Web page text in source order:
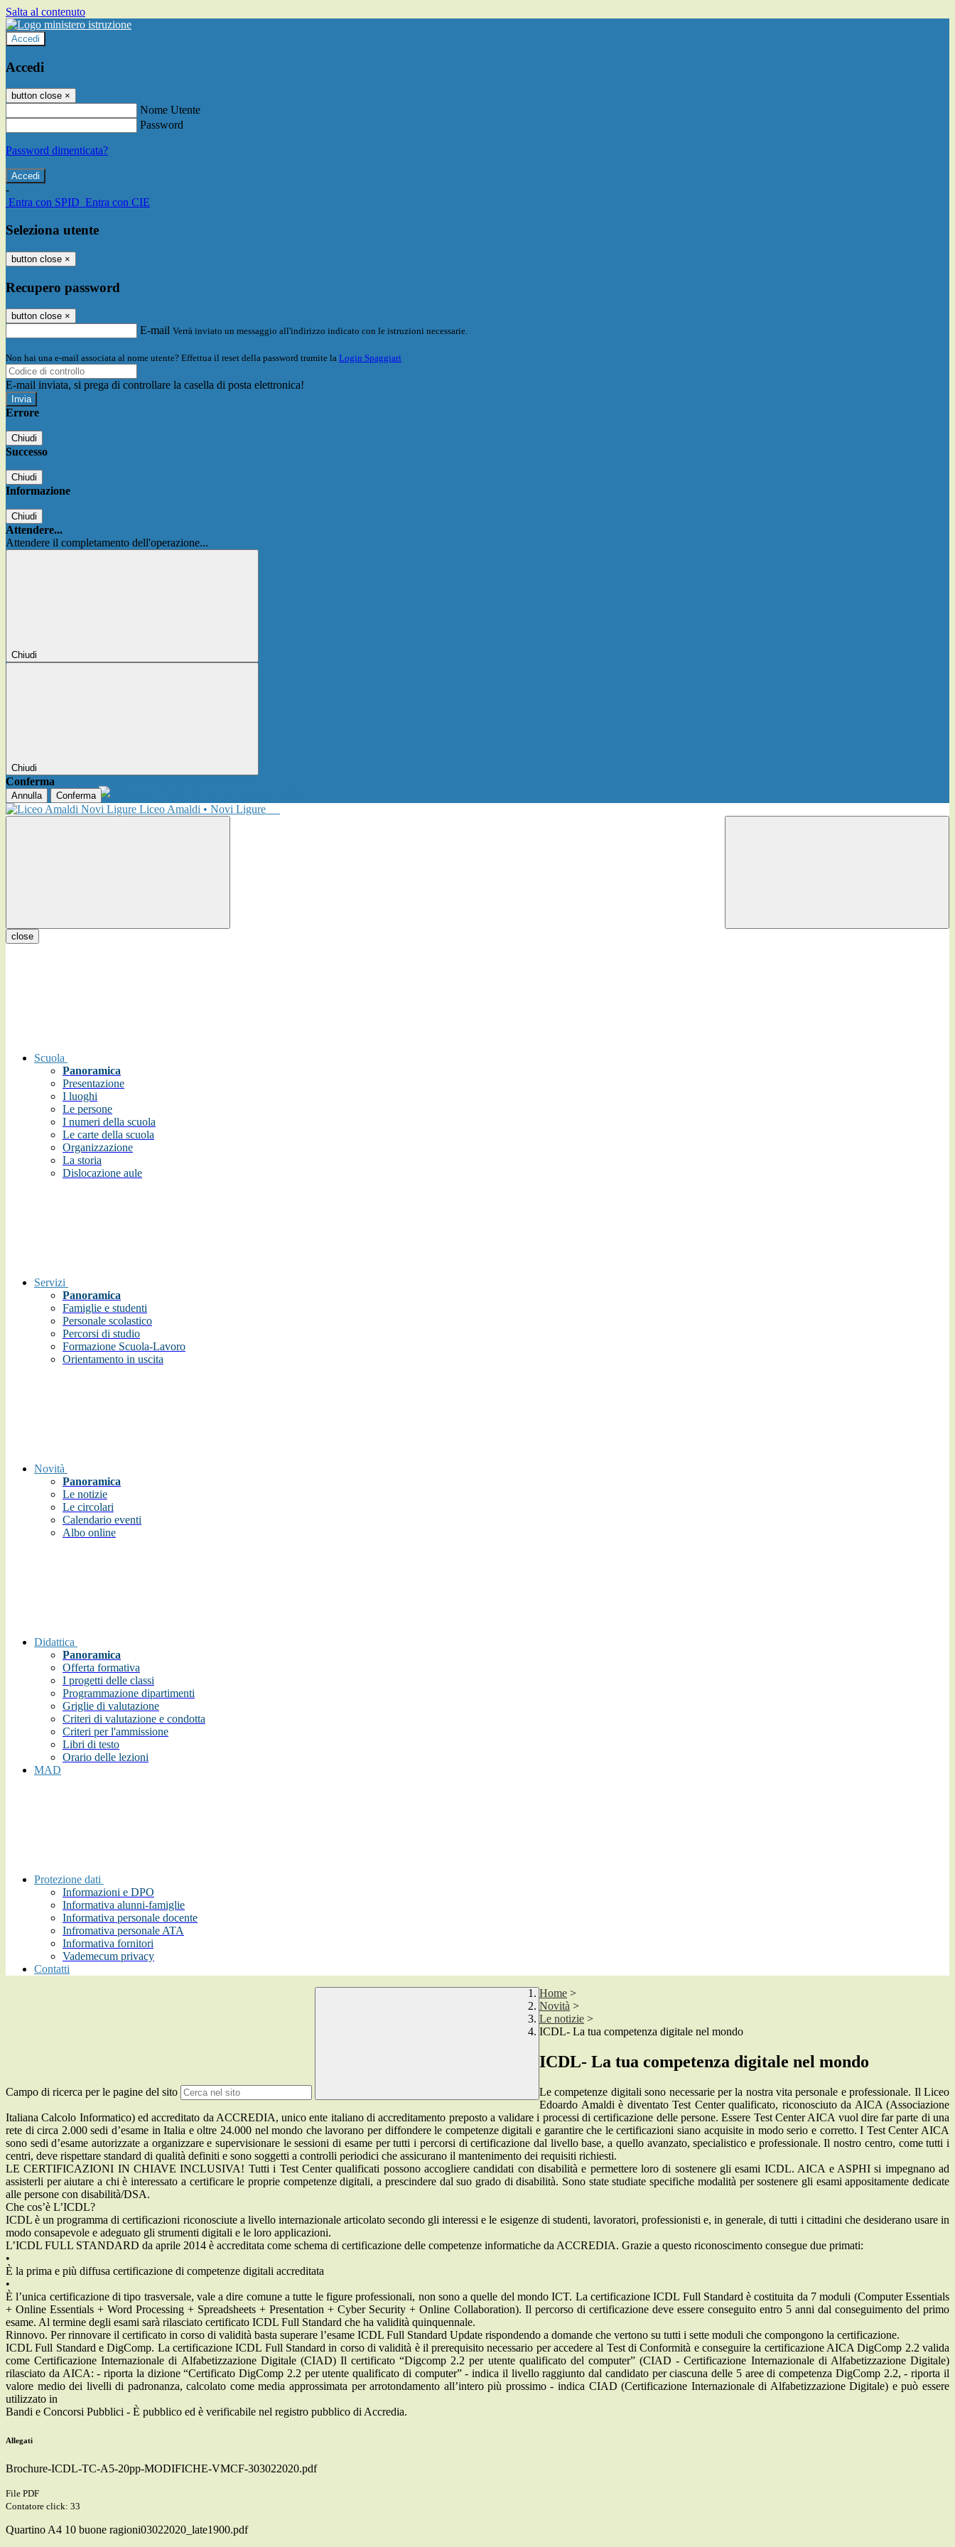
Salta al contenuto
Accedi
Accedi
button close ×
Nome Utente
Password
Password dimenticata?
-
Entra con SPID Entra con CIE
Seleziona utente
button close ×
Recupero password
button close ×
E-mail Verrà inviato un messaggio all'indirizzo indicato con le istruzioni necessarie.
Non hai una e-mail associata al nome utente? Effettua il reset della password tramite la Login Spaggiari
E-mail inviata, si prega di controllare la casella di posta elettronica!
Errore
Chiudi
Successo
Chiudi
Informazione
Chiudi
Attendere...
Attendere il completamento dell'operazione...
Chiudi
Chiudi
Conferma
Annulla Conferma
Liceo Amaldi • Novi Ligure
close
Scuola
Panoramica
Presentazione
I luoghi
Le persone
I numeri della scuola
Le carte della scuola
Organizzazione
La storia
Dislocazione aule
Servizi
Panoramica
Famiglie e studenti
Personale scolastico
Percorsi di studio
Formazione Scuola-Lavoro
Orientamento in uscita
Novità
Panoramica
Le notizie
Le circolari
Calendario eventi
Albo online
Didattica
Panoramica
Offerta formativa
I progetti delle classi
Programmazione dipartimenti
Griglie di valutazione
Criteri di valutazione e condotta
Criteri per l'ammissione
Libri di testo
Orario delle lezioni
MAD
Protezione dati
Informazioni e DPO
Informativa alunni-famiglie
Informativa personale docente
Infromativa personale ATA
Informativa fornitori
Vademecum privacy
Contatti
Campo di ricerca per le pagine del sito
Home >
Novità >
Le notizie >
ICDL- La tua competenza digitale nel mondo
ICDL- La tua competenza digitale nel mondo
Le competenze digitali sono necessarie per la nostra vita personale e professionale. Il Liceo
Edoardo Amaldi è diventato Test Center qualificato, riconosciuto da AICA (Associazione
Italiana Calcolo Informatico) ed accreditato da ACCREDIA, unico ente italiano di accreditamento preposto a validare i processi di certificazione delle persone. Essere Test Center AICA vuol dire far parte di una
rete di circa 2.000 sedi d’esame in Italia e oltre 24.000 nel mondo che lavorano per diffondere le competenze digitali e garantire che le certificazioni siano acquisite in modo serio e corretto. I Test Center AICA
sono sedi d’esame autorizzate a organizzare e supervisionare le sessioni di esame per tutti i percorsi di certificazione dal livello base, a quello avanzato, specialistico e professionale. Il nostro centro, come tutti i
centri, deve rispettare standard di qualità definiti e sono soggetti a controlli periodici che assicurano il mantenimento dei requisiti richiesti.
LE CERTIFICAZIONI IN CHIAVE INCLUSIVA! Tutti i Test Center qualificati possono accogliere candidati con disabilità e permettere loro di sostenere gli esami ICDL. AICA e ASPHI si impegnano ad
assisterli per aiutare a chi è interessato a certificare le proprie competenze digitali, a prescindere dal suo grado di disabilità. Sono state studiate specifiche modalità per sostenere gli esami appositamente dedicate
alle persone con disabilità/DSA.
Che cos’è L’ICDL?
ICDL è un programma di certificazioni riconosciute a livello internazionale articolato secondo gli interessi e le esigenze di studenti, lavoratori, professionisti e, in generale, di tutti i cittadini che desiderano usare in
modo consapevole e adeguato gli strumenti digitali e le loro applicazioni.
L’ICDL FULL STANDARD da aprile 2014 è accreditata come schema di certificazione delle competenze informatiche da ACCREDIA. Grazie a questo riconoscimento consegue due primati:
•
È la prima e più diffusa certificazione di competenze digitali accreditata
•
È l’unica certificazione di tipo trasversale, vale a dire comune a tutte le figure professionali, non sono a quelle del mondo ICT. La certificazione ICDL Full Standard è costituita da 7 moduli (Computer Essentials
+ Online Essentials + Word Processing + Spreadsheets + Presentation + Cyber Security + Online Collaboration). Il percorso di certificazione deve essere conseguito entro 5 anni dal conseguimento del primo
esame. Al termine degli esami sarà rilasciato certificato ICDL Full Standard che ha validità quinquennale.
Rinnovo. Per rinnovare il certificato in corso di validità basta superare l’esame ICDL Full Standard Update rispondendo a domande che vertono su tutti i sette moduli che compongono la certificazione.
ICDL Full Standard e DigComp. La certificazione ICDL Full Standard in corso di validità è il prerequisito necessario per accedere al Test di Conformità e conseguire la certificazione AICA DigComp 2.2 valida
come Certificazione Internazionale di Alfabetizzazione Digitale (CIAD) Il certificato “Digcomp 2.2 per utente qualificato del computer” (CIAD - Certificazione Internazionale di Alfabetizzazione Digitale)
rilasciato da AICA: - riporta la dizione “Certificato DigComp 2.2 per utente qualificato di computer” - indica il livello raggiunto dal candidato per ciascuna delle 5 aree di competenza DigComp 2.2, - riporta il
valore medio dei livelli di padronanza, calcolato come media approssimata per arrotondamento all’intero più prossimo - indica CIAD (Certificazione Internazionale di Alfabetizzazione Digitale) e può essere
utilizzato in
Bandi e Concorsi Pubblici - È pubblico ed è verificabile nel registro pubblico di Accredia.
Allegati
Brochure-ICDL-TC-A5-20pp-MODIFICHE-VMCF-303022020.pdf
File PDF
Contatore click: 33
Quartino A4 10 buone ragioni03022020_late1900.pdf